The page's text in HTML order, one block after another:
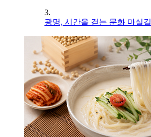
3.
광명, 시간을 걷는 문화 마실길